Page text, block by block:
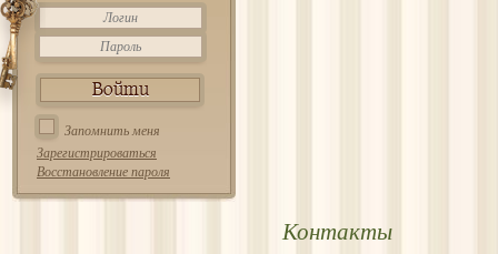
Запомнить меня
Зарегистрироваться
Восстановление пароля
Контакты